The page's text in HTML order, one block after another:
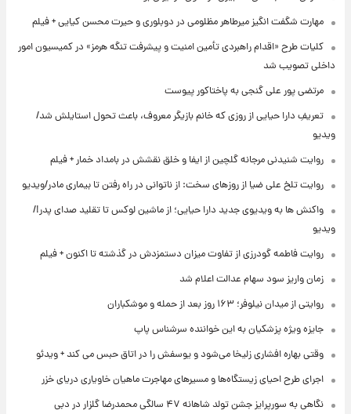
مهارت شگفت انگیز میرطاهر مظلومی در دوبلوری و حیرت محسن کیایی + فیلم
کلیات طرح «اقدام راهبردی تأمین امنیت و پیشرفت تنگه هرمز» در کمیسیون امور
داخلی تصویب شد
مرتضی پور علی گنجی به پاختاکور پیوست
تعریفِ دارا حیایی از روزی که خانم بازیگر معروف، باعث تحول استایلش شد/
ویدیو
روایت شنیدنی مرجانه گلچین از ایفا و خلق نقشش در بامداد خمار + فیلم
روایت تلخ علی ضیا از روزهای سخت: از ناتوانی در راه رفتن تا بیماری مادر/ویدیو
واکنش ها به ویدیوی جدید دارا حیایی؛ از ماشین لوکس تا تقلید صدای پدر!/
ویدیو
روایت فاطمه گودرزی از تفاوت میزان دستمزدش در گذشته تا اکنون + فیلم
زمان واریز سود سهام عدالت اعلام شد
روایتی از میدان نیلوفر؛ ۱۶۳ روز بعد از حمله و موشکباران
جایزه ویژه پزشکیان به این خواننده سرشناس پاپ
وقتی بهاره افشاری زلیخا می‌شود و یوسفش را در اتاق حبس می کند + ویدئو
اجرای طرح احیای زیستگاه‌ها و مسیرهای مهاجرت ماهیان خاویاری دریای خزر
نگاهی به سورپرایز جشن تولد شاهانه ۴۷ سالگی محمدرضا گلزار در دبی